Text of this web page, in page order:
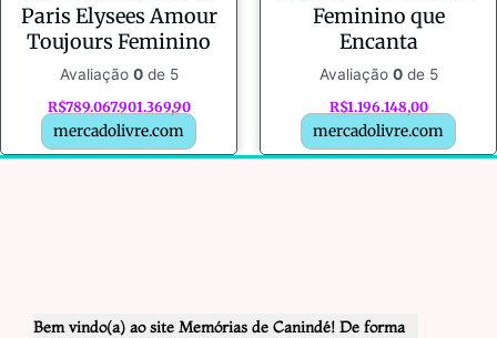
Paris Elysees Amour
Toujours Feminino
Avaliação 0de 5
R$789.067.901.369,90
mercadolivre.com
Feminino que
Encanta
Avaliação 0de 5
R$1.196.148,00
mercadolivre.com
Bem vindo(a) ao site Memórias de Canindé! De forma